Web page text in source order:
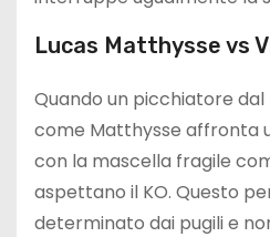
Lucas Matthysse vs
Quando un picchiatore
come Matthysse affronta
con la mascella fragile
aspettano il KO. Questo
determinato dai pugili e